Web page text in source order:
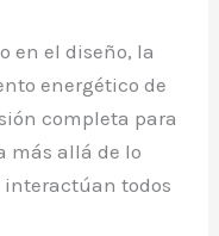
en el diseño, la
energético de
completa para
más allá de lo
todos